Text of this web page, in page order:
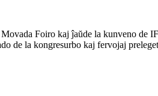
Foiro kaj ĵaŭde la kunveno de
de la kongresurbo kaj fervojaj